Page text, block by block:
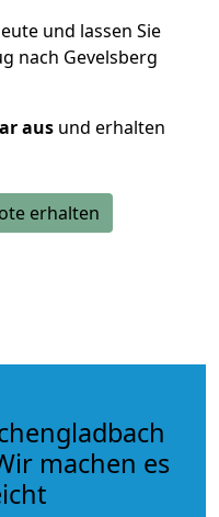
und lassen Sie
nach Gevelsberg
aus und erhalten
erhalten
machen es